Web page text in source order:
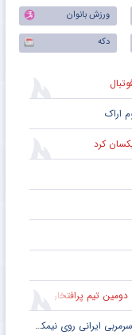
ورزش بانوان
دکه
اراک
کرد
تیم پرافتخار اروپا
روی نیمکت آمریکا